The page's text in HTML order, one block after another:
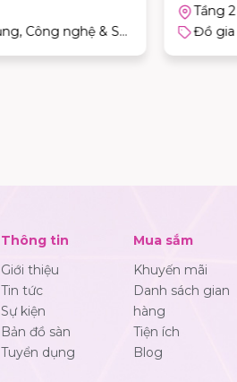
Đồ gia dụng, Công nghệ & Sản phẩm cho trẻ em
Tầng 2
Thông tin
Giới thiệu
Tin tức
Sự kiện
Bản đồ sàn
Tuyển dụng
Mua sắm
Khuyến mãi
Danh sách gian
hàng
Tiện ích
Blog